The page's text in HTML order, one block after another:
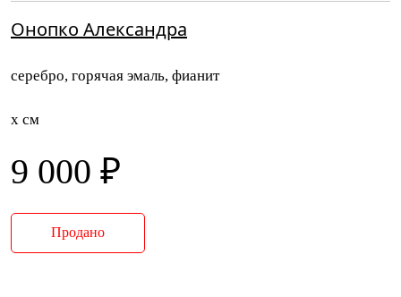
Онопко Александра
серебро, горячая эмаль, фианит
x см
9 000 ₽
Продано